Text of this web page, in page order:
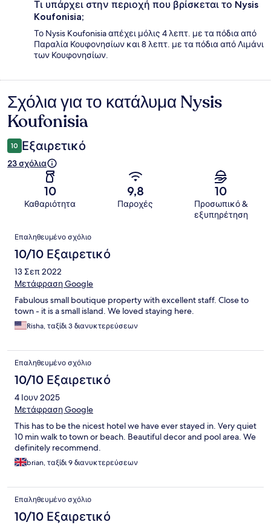
Τι υπάρχει στην περιοχή που βρίσκεται το Nysis
Koufonisia;
Το Nysis Koufonisia απέχει μόλις 4 λεπτ. με τα πόδια από
Παραλία Κουφονησίων και 8 λεπτ. με τα πόδια από Λιμάνι
των Κουφονησίων.
Σχόλια
Σχόλια για το κατάλυμα Nysis
Koufonisia
10 Εξαιρετικό
23 σχόλια
10
Καθαριότητα
9,8
Παροχές
10
Προσωπικό &
εξυπηρέτηση
Σχόλια
Επαληθευμένο σχόλιο
10/10 Εξαιρετικό
13 Σεπ 2022
Μετάφραση Google
Fabulous small boutique property with excellent staff. Close to
town - it is a small island. We loved staying here.
Risha, ταξίδι 3 διανυκτερεύσεων
Επαληθευμένο σχόλιο
10/10 Εξαιρετικό
4 Ιουν 2025
Μετάφραση Google
This has to be the nicest hotel we have ever stayed in. Very quiet
10 min walk to town or beach. Beautiful decor and pool area. We
definitely recommend.
brian, ταξίδι 9 διανυκτερεύσεων
Επαληθευμένο σχόλιο
10/10 Εξαιρετικό